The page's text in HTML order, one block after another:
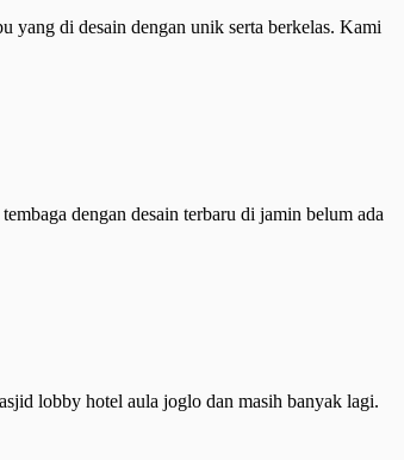
yang di desain dengan unik serta berkelas. Kami
dengan desain terbaru di jamin belum ada
lobby hotel aula joglo dan masih banyak lagi.